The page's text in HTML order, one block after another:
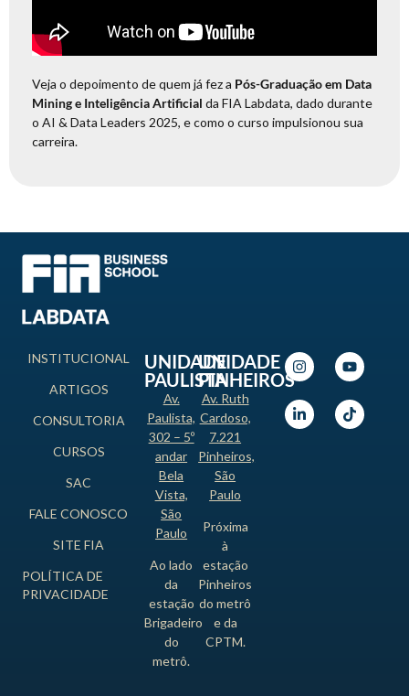
Veja o depoimento de quem já fez a Pós-Graduação em Data
Mining e Inteligência Artificial da FIA Labdata, dado durante
o AI & Data Leaders 2025, e como o curso impulsionou sua
carreira.
INSTITUCIONAL
ARTIGOS
CONSULTORIA
CURSOS
SAC
FALE CONOSCO
SITE FIA
POLÍTICA DE
PRIVACIDADE
UNIDADE
PAULISTA
Av.
Paulista,
302 – 5º
andar
Bela
Vista,
São
Paulo
Ao lado
da
estação
Brigadeiro
do
metrô.
UNIDADE
PINHEIROS
Av. Ruth
Cardoso,
7.221
Pinheiros,
São
Paulo
Próxima
à
estação
Pinheiros
do metrô
e da
CPTM.